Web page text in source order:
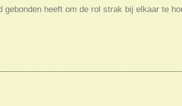
heeft om de rol strak bij elkaar te